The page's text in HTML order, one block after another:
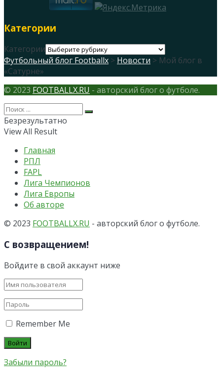
Категории
Категории
Футбольный блог Footballx > Новости > Мой блог в
«Сатурне»
© 2023 FOOTBALLX.RU - авторский блог о футболе.
Безрезультатно
View All Result
Главная
РПЛ
FAPL
Лига Чемпионов
Лига Европы
Об авторе
© 2023 FOOTBALLX.RU - авторский блог о футболе.
С возвращением!
Войдите в свой аккаунт ниже
Remember Me
Забыли пароль?